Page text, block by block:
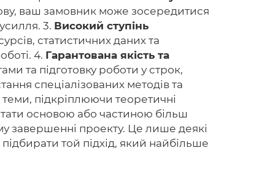
ваш замовник може зосередитися
3. Високий ступінь
статистичних даних та
4. Гарантована якість та
та підготовку роботи у строк,
спеціалізованих методів та
підкріплюючи теоретичні
основою або частиною більш
завершенні проекту. Це лише деякі
той підхід, який найбільше